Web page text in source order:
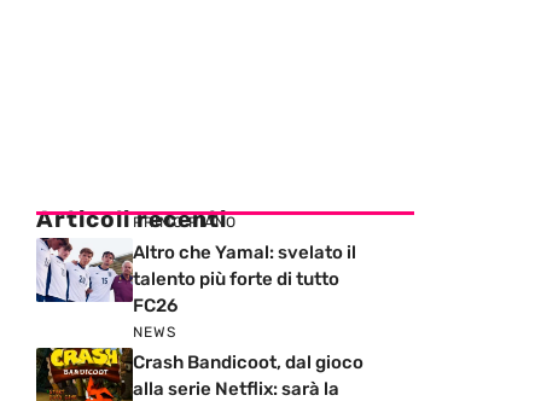
Articoli recenti
PRIMO PIANO
Altro che Yamal: svelato il
talento più forte di tutto
FC26
NEWS
Crash Bandicoot, dal gioco
alla serie Netflix: sarà la